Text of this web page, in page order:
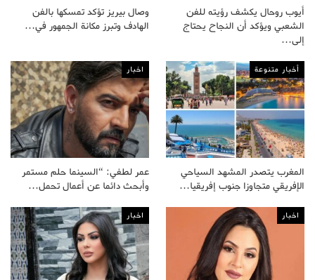
أيوب روحال يكشف رؤيته للفن
الشعبي ويؤكد أن النجاح يحتاج
إلى…
وصال بيريز تؤكد تمسكها بالفن
الهادف وتبرز مكانة الجمهور في…
أخبار متنوعة
المغرب يتصدر المشهد السياحي
الإفريقي متجاوزا جنوب إفريقيا…
اخبار
عمر لطفي: “السينما حلم مستمر
وأبحث دائما عن أعمال تحمل…
اخبار اخبار